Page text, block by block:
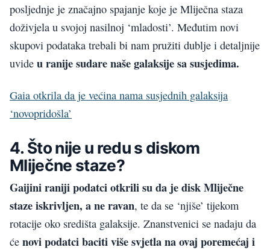
posljednje je značajno spajanje koje je Mliječna staza
doživjela u svojoj nasilnoj ‘mladosti’. Međutim novi
skupovi podataka trebali bi nam pružiti dublje i detaljnije
uvide u ranije sudare naše galaksije sa susjedima.
Gaia otkrila da je većina nama susjednih galaksija
‘novopridošla’
4. Što nije u redu s diskom
Mliječne staze?
Gaijini raniji podatci otkrili su da je disk Mliječne
staze iskrivljen, a ne ravan, te da se ‘njiše’ tijekom
rotacije oko središta galaksije. Znanstvenici se nadaju da
će novi podatci baciti više svjetla na ovaj poremećaj i